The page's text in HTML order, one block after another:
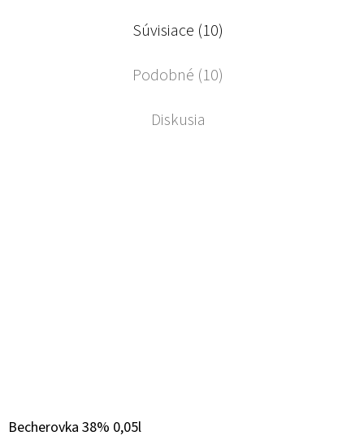
Súvisiace (10)
Podobné (10)
Diskusia
Becherovka 38% 0,05l